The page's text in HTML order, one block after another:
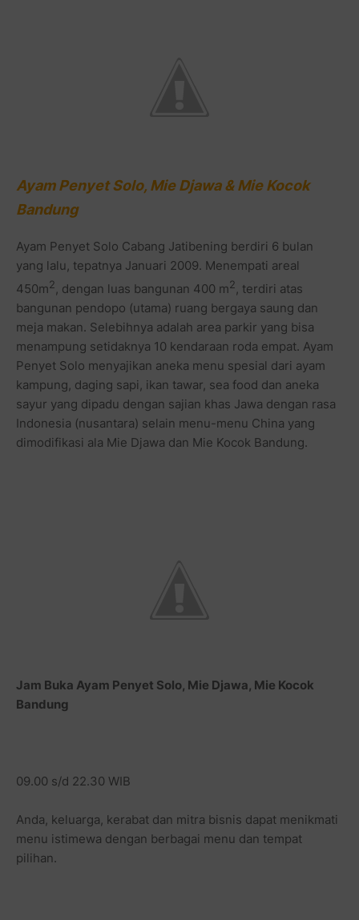
Ayam Penyet Solo, Mie Djawa & Mie Kocok
Bandung
Ayam Penyet Solo Cabang Jatibening berdiri 6 bulan
yang lalu, tepatnya Januari 2009. Menempati areal
450m2 , dengan luas bangunan 400 m2 , terdiri atas
bangunan pendopo (utama) ruang bergaya saung dan
meja makan. Selebihnya adalah area parkir yang bisa
menampung setidaknya 10 kendaraan roda empat. Ayam
Penyet Solo menyajikan aneka menu spesial dari ayam
kampung, daging sapi, ikan tawar, sea food dan aneka
sayur yang dipadu dengan sajian khas Jawa dengan rasa
Indonesia (nusantara) selain menu-menu China yang
dimodifikasi ala Mie Djawa dan Mie Kocok Bandung.
Jam Buka Ayam Penyet Solo, Mie Djawa, Mie Kocok
Bandung
09.00 s/d 22.30 WIB
Anda, keluarga, kerabat dan mitra bisnis dapat menikmati
menu istimewa dengan berbagai menu dan tempat
pilihan.